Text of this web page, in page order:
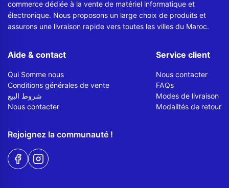
commerce dédiée à la vente de matériel informatique et
électronique. Nous proposons un large choix de produits et
assurons une livraison rapide vers toutes les villes du Maroc.
Aide & contact
Qui Somme nous
Conditions générales de vente
شروط البيع
Nous contacter
Service client
Nous contacter
FAQs
Modes de livraison
Modalités de retour
Rejoignez la communauté !